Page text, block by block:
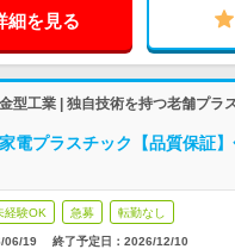
細を見る
型工業 | 独自技術を持つ老舗プラ
電プラスチック【品質保証
経験OK 急募 転勤なし
06/19 終了予定日： 2026/12/10